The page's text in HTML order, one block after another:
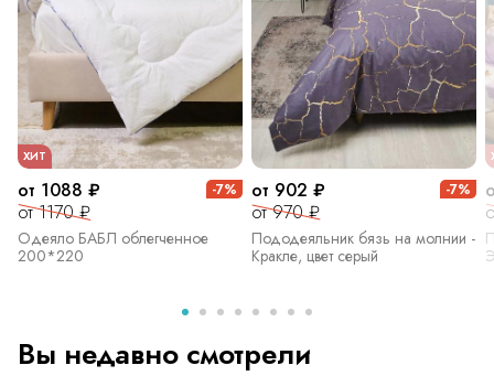
ХИТ
от 1088 ₽
от 1170 ₽
-7%
Одеяло БАБЛ облегченное
200*220
от 902 ₽
от 970 ₽
-7%
Пододеяльник бязь на молнии -
Кракле, цвет серый
Вы недавно смотрели